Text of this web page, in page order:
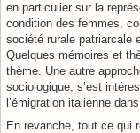
en particulier sur la
condition des femmes,
société rurale patriarcale
Quelques mémoires et
thème. Une autre
sociologique, s’est
l’émigration italienne
En revanche, tout ce qui